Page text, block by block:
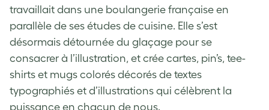
travaillait dans une boulangerie française en
parallèle de ses études de cuisine. Elle s’est
désormais détournée du glaçage pour se
consacrer à l’illustration, et crée cartes, pin’s, tee-
shirts et mugs colorés décorés de textes
typographiés et d’illustrations qui célèbrent la
puissance en chacun de nous.